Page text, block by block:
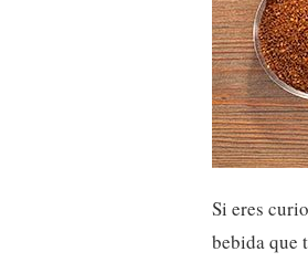
Si eres
bebida que